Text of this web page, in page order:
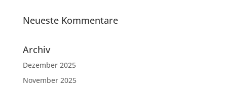
Neueste Kommentare
Archiv
Dezember 2025
November 2025